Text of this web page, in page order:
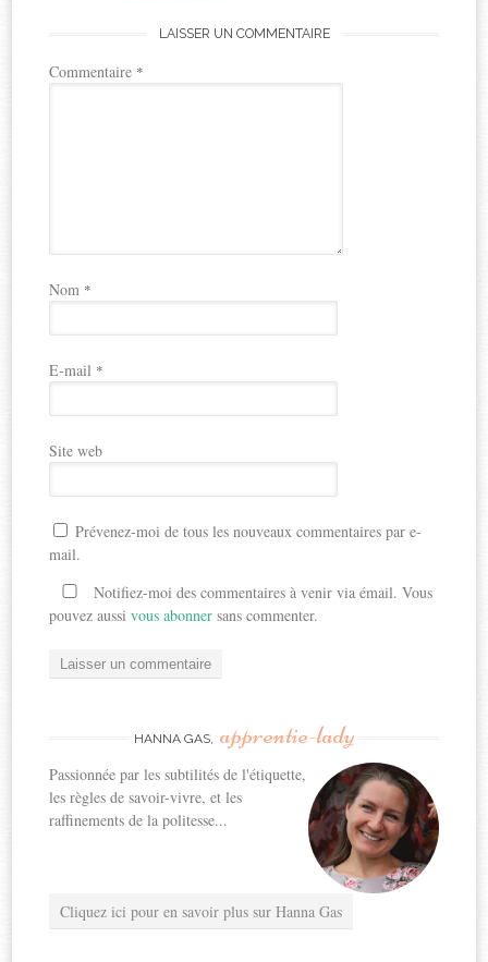
LAISSER UN COMMENTAIRE
Commentaire *
Nom *
E-mail *
Site web
Prévenez-moi de tous les nouveaux commentaires par e-
mail.
Notifiez-moi des commentaires à venir via émail. Vous
pouvez aussivous abonner sans commenter.
HANNA GAS, apprentie-lady
Passionnée par les subtilités de l'étiquette,
les règles de savoir-vivre, et les
raffinements de la politesse...
Cliquez ici pour en savoir plus sur Hanna Gas